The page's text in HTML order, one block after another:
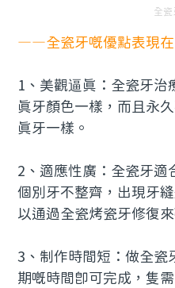
全瓷
——全瓷牙嘅優點表現在
1、美觀逼真：全瓷牙治
真牙顏色一樣，而且永
真牙一樣。
2、適應性廣：全瓷牙適
個別牙不整齊，出現牙
以通過全瓷烤瓷牙修復來
3、制作時間短：做全瓷
期嘅時間即可完成，隻